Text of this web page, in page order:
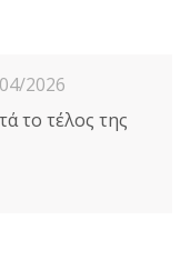
2026
το τέλος της